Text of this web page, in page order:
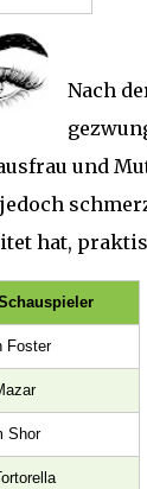
Nach
und
hat,
Foster
Shor